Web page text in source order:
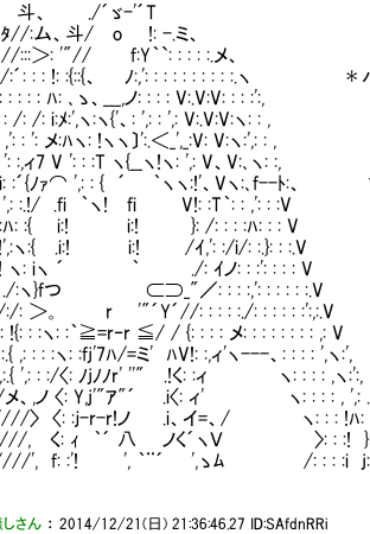
ゞ-'´T
斗/ o !: -.ミ、
f:Y｀`: : : : :.メ、
:{::{、 ﾉ:,': : : : : : : : : :.ヽ ＊ハカ
ゝ、___,ノ: : : : V:.V:V: : : :':,
ﾒ:',ヽ:ヽ{'、: ',: : ',: V:.V:V:ヽ: : ,
ヽ: !ヽヽ〕':.＜_',_:V: V:ヽ:',: : ,
': : :T ヽ{__ヽ!ヽ: ',: V、V:､ヽ: :,
ｧ⌒ ',: : { ´ ｀ヽヽ:!'、Vヽ:､f--ﾄ:、 ちょ
.fi ｀ヽ! fi V!: :T｀: : ,': : :V
: :{ i:! i:! }: /: : : :ﾊ: : : V 例の残
:{ .i:! i:! /ｲ,': :/i/: :.}: : :.V
´ ｀ ./: ｲノ: : :': : : : V 時間か
⊂⊃_"／: : : :,': : : : : :.V
: : : : :./: : : : : :':,:.V あ。死な
≦/ / {: : : : メ: : : : : : : : ,: V
ﾊ/=ミ' ﾊV!: :,ィ'ヽ---、: : : : ',ヽ:',
: :/〈: ﾉjﾉﾉr' ''" .!く: :ィ ヽ: : : : ,ヽ:':,
,ノ 〈: Y,j'"ｱ"´ .i〈: ィ' ヽ: : : : , ',:
〈: :ｊ-r-r!ノ .i、イ=、/ ヽ: : : !ﾊ:
: ｨ ｀´ 八 ノく´ヽＶ 〉: : :!
', f: :'! ', ｀¨´ ',ゝﾑ /: : : :i j:
さん ：2014/12/21(日) 21:36:46.27 ID:SAfdnRRi